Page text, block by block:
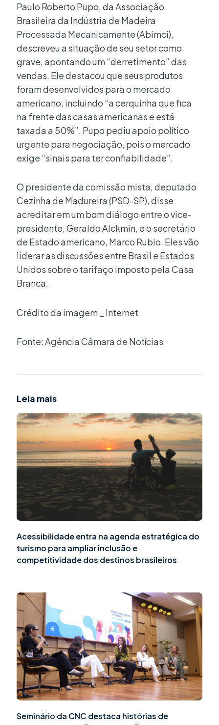
Paulo Roberto Pupo, da Associação
Brasileira da Indústria de Madeira
Processada Mecanicamente (Abimci),
descreveu a situação de seu setor como
grave, apontando um “derretimento” das
vendas. Ele destacou que seus produtos
foram desenvolvidos para o mercado
americano, incluindo “a cerquinha que fica
na frente das casas americanas e está
taxada a 50%”. Pupo pediu apoio político
urgente para negociação, pois o mercado
exige “sinais para ter confiabilidade”.
O presidente da comissão mista, deputado
Cezinha de Madureira (PSD-SP), disse
acreditar em um bom diálogo entre o vice-
presidente, Geraldo Alckmin, e o secretário
de Estado americano, Marco Rubio. Eles vão
liderar as discussões entre Brasil e Estados
Unidos sobre o tarifaço imposto pela Casa
Branca.
Crédito da imagem _ Internet
Fonte: Agência Câmara de Notícias
Leia mais
Acessibilidade entra na agenda estratégica do
turismo para ampliar inclusão e
competitividade dos destinos brasileiros
Seminário da CNC destaca histórias de